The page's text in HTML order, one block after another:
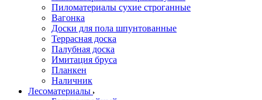
Пиломатериалы сухие строганные
Вагонка
Доски для пола шпунтованные
Террасная доска
Палубная доска
Имитация бруса
Планкен
Наличник
Лесоматериалы